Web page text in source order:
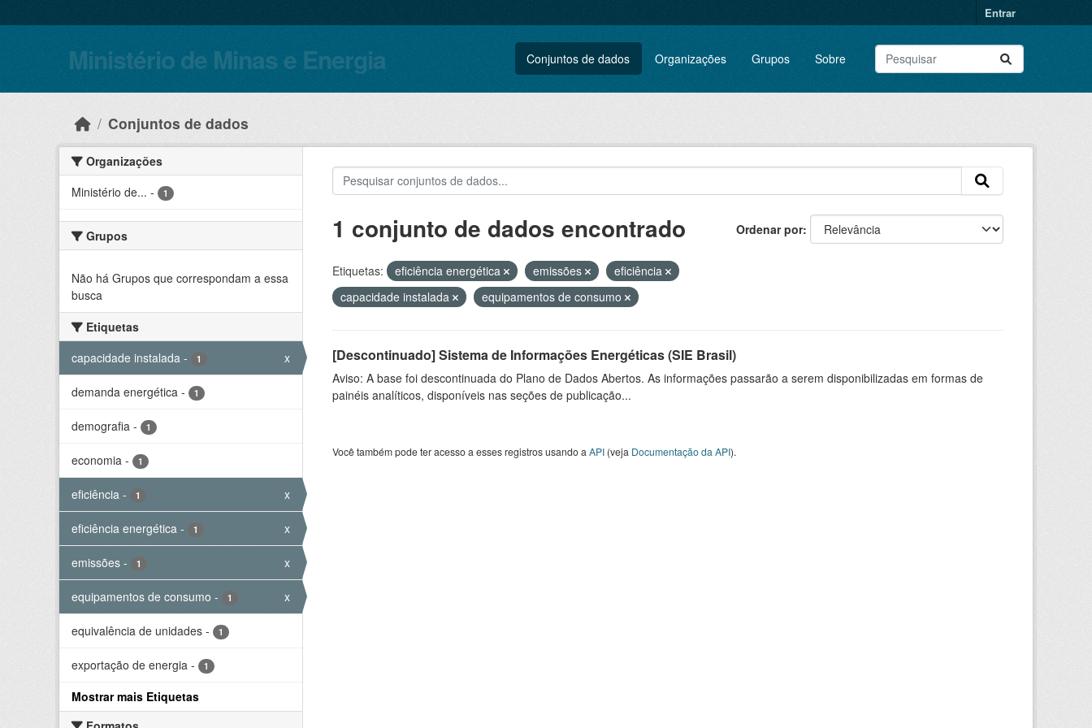
Entrar
Ministério de Minas e Energia Conjuntos de dados Organizações Grupos Sobre
Conjuntos de dados
Organizações
Ministério de... - 1
Grupos
Não há Grupos que correspondam a essa
busca
Etiquetas
capacidade instalada - 1 x
demanda energética - 1
demografia - 1
economia - 1
eficiência - 1 x
eficiência energética - 1 x
emissões - 1 x
equipamentos de consumo - 1 x
equivalência de unidades - 1
exportação de energia - 1
Mostrar mais Etiquetas
Ordenar por
1 conjunto de dados encontrado
Etiquetas: eficiência energética emissões
eficiência
capacidade instalada
equipamentos de consumo
[Descontinuado] Sistema de Informações Energéticas (SIE Brasil)
Aviso: A base foi descontinuada do Plano de Dados Abertos. As informações passarão a serem disponibilizadas em formas de
painéis analíticos, disponíveis nas seções de publicação...
Você também pode ter acesso a esses registros usando a API(veja Documentação da API).